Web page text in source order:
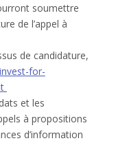
soumettre
de l’appel à
de candidature,
for-
et les
à propositions
d’information